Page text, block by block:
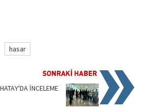
hasar
HATAY'DA İNCELEME